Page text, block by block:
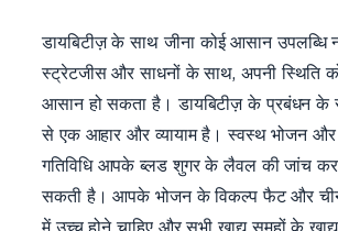
डायबिटीज़ के साथ जीना कोई आसान उपलब्धि
स्ट्रेटजीस और साधनों के साथ, अपनी स्थिति
आसान हो सकता है। डायबिटीज़ के प्रबंधन के
से एक आहार और व्यायाम है। स्वस्थ भोजन और
गतिविधि आपके ब्लड शुगर के लैवल की जांच
सकती है। आपके भोजन के विकल्प फैट और